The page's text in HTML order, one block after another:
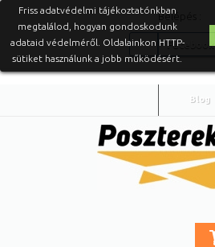
Belépés :
Facebook
Blog
Friss adatvédelmi tájékoztatónkban
megtalálod, hogyan gondoskodunk
adataid védelméről. Oldalainkon HTTP-
sütiket használunk a jobb működésért.